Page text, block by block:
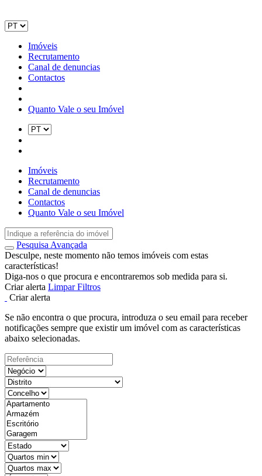
Imóveis
Recrutamento
Canal de denuncias
Contactos
Quanto Vale o seu Imóvel
Imóveis
Recrutamento
Canal de denuncias
Contactos
Quanto Vale o seu Imóvel
Pesquisa Avançada
Desculpe, neste momento não temos imóveis com estas
características!
Diga-nos o que procura e encontraremos sob medida para si.
Criar alerta Limpar Filtros
Criar alerta
Se não encontra o que procura, introduza o seu email para receber
notificações sempre que existir um imóvel com as características
abaixo selecionadas.